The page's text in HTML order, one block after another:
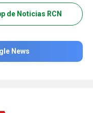
de Noticias RCN
News